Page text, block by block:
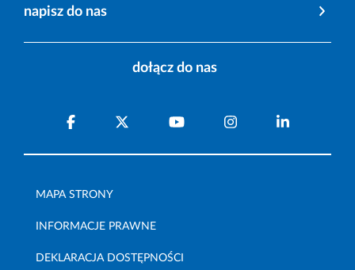
napisz do nas
dołącz do nas
MAPA STRONY
INFORMACJE PRAWNE
DEKLARACJA DOSTĘPNOŚCI